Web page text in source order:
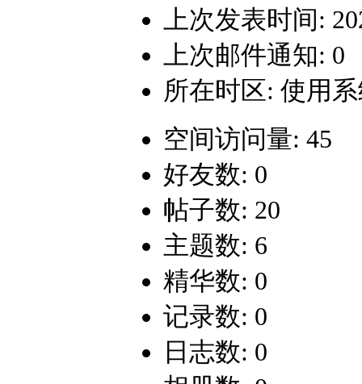
上次发表时间:
上次邮件通知: 0
所在时区: 使用
空间访问量: 45
好友数: 0
帖子数: 20
主题数: 6
精华数: 0
记录数: 0
日志数: 0